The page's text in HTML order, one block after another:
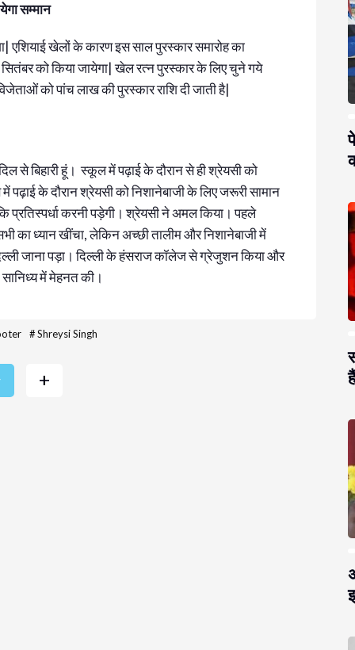
सम्मान
एशियाई खेलों के कारण इस साल पुरस्कार समारोह का
को किया जायेगा| खेल रत्न पुरस्कार के लिए चुने गये
को पांच लाख की पुरस्कार राशि दी जाती है|
से बिहारी हूं। स्कूल में पढ़ाई के दौरान से ही श्रेयसी को
पढ़ाई के दौरान श्रेयसी को निशानेबाजी के लिए जरूरी सामान
प्रतिस्पर्धा करनी पड़ेगी। श्रेयसी ने अमल किया। पहले
का ध्यान खींचा, लेकिन अच्छी तालीम और निशानेबाजी में
जाना पड़ा। दिल्ली के हंसराज कॉलेज से ग्रेजुशन किया और
में मेहनत की।
#Shreysi Singh
+